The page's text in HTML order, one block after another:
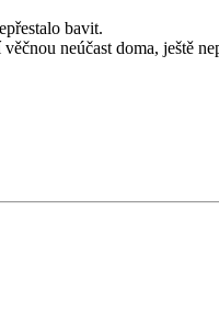
bavit.
neúčast doma, ještě